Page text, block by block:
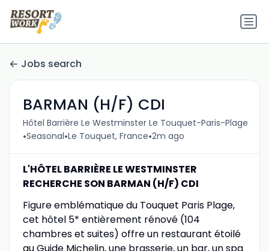
Jobs search
BARMAN (H/F) CDI
Hôtel Barrière Le Westminster Le Touquet-Paris-Plage
•Seasonal•Le Touquet, France•2m ago
L'HÔTEL BARRIÈRE LE WESTMINSTER
RECHERCHE SON BARMAN (H/F) CDI
Figure emblématique du Touquet Paris Plage,
cet hôtel 5* entièrement rénové (104
chambres et suites) offre un restaurant étoilé